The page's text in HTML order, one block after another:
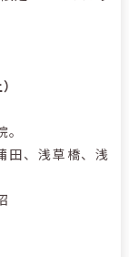
、浅草橋、浅